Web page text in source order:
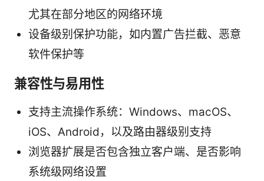
尤其在部分地区的网络环境
设备级别保护功能，如内置广告拦截、恶意
软件保护等
兼容性与易用性
支持主流操作系统：Windows、macOS、
iOS、Android，以及路由器级别支持
浏览器扩展是否包含独立客户端、是否影响
系统级网络设置